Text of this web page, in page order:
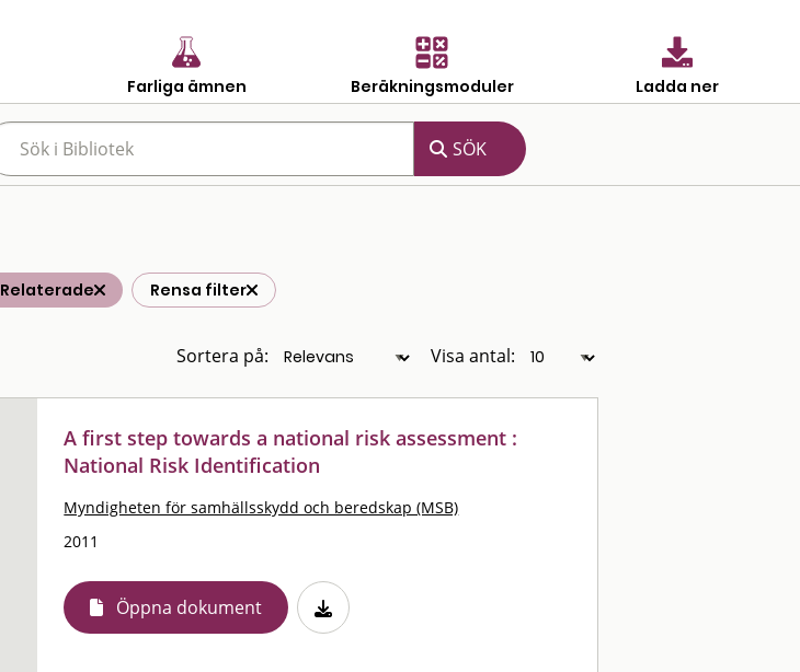
Farliga ämnen Beräkningsmoduler Ladda ner
Relaterade Rensa filter
Sortera på: Visa antal:
A first step towards a national risk assessment :
National Risk Identification
Myndigheten för samhällsskydd och beredskap (MSB)
2011
Öppna dokument